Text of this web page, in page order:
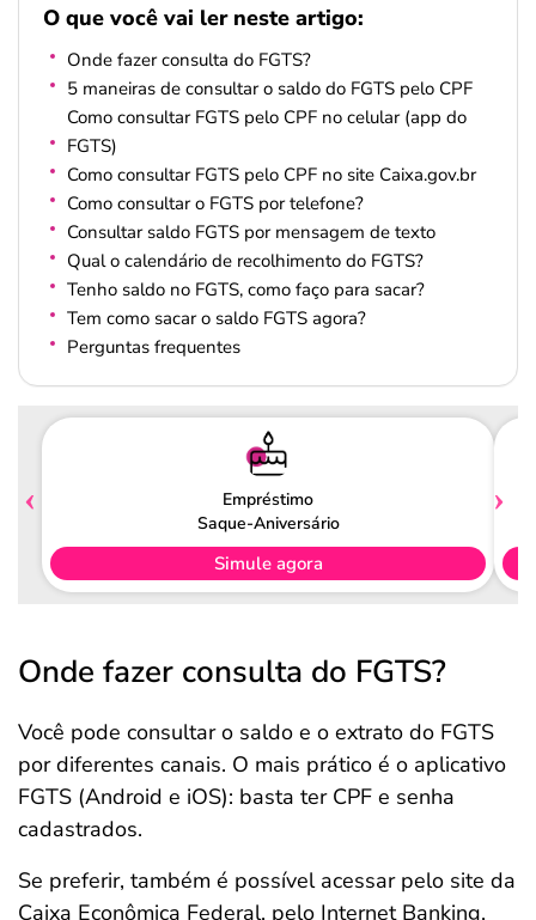
O que você vai ler neste artigo:
Onde fazer consulta do FGTS?
5 maneiras de consultar o saldo do FGTS pelo CPF
Como consultar FGTS pelo CPF no celular (app do
FGTS)
Como consultar FGTS pelo CPF no site Caixa.gov.br
Como consultar o FGTS por telefone?
Consultar saldo FGTS por mensagem de texto
Qual o calendário de recolhimento do FGTS?
Tenho saldo no FGTS, como faço para sacar?
Tem como sacar o saldo FGTS agora?
Perguntas frequentes
Empréstimo
Saque-Aniversário
Simule agora
Onde fazer consulta do FGTS?
Você pode consultar o saldo e o extrato do FGTS
por diferentes canais. O mais prático é o aplicativo
FGTS (Android e iOS): basta ter CPF e senha
cadastrados.
Se preferir, também é possível acessar pelo site da
Caixa Econômica Federal, pelo Internet Banking,